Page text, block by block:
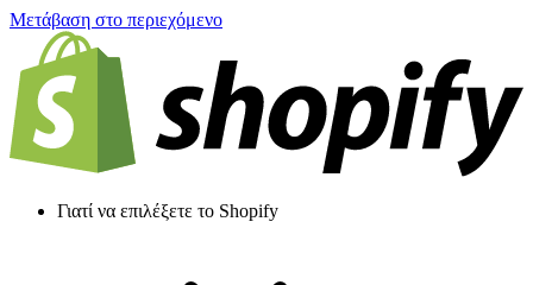
Μετάβαση στο περιεχόμενο
Γιατί να επιλέξετε το Shopify